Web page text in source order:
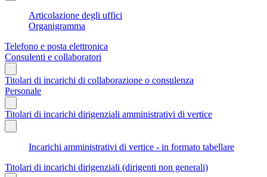
Articolazione degli uffici
Organigramma
Telefono e posta elettronica
Consulenti e collaboratori
Titolari di incarichi di collaborazione o consulenza
Personale
Titolari di incarichi dirigenziali amministrativi di vertice
Incarichi amministrativi di vertice - in formato tabellare
Titolari di incarichi dirigenziali (dirigenti non generali)